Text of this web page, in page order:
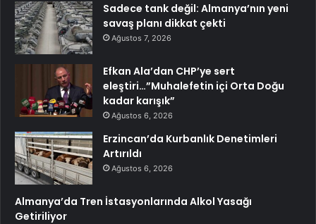
Sadece tank değil: Almanya’nın yeni
savaş planı dikkat çekti
Ağustos 7, 2026
Efkan Ala’dan CHP’ye sert
eleştiri…”Muhalefetin içi Orta Doğu
kadar karışık”
Ağustos 6, 2026
Erzincan’da Kurbanlık Denetimleri
Artırıldı
Ağustos 6, 2026
Almanya’da Tren İstasyonlarında Alkol Yasağı
Getiriliyor